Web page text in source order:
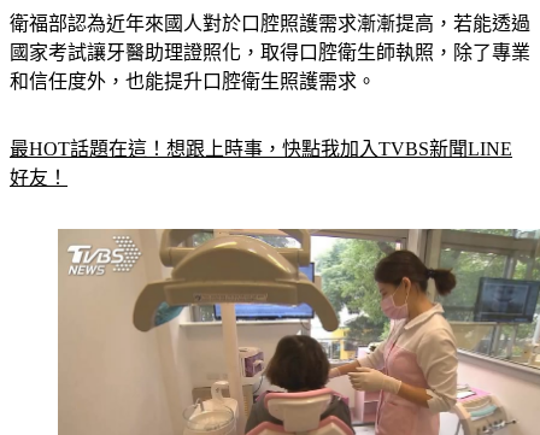
國家考試讓牙醫助理證照化，取得口腔衛生師執照，除了專業
和信任度外，也能提升口腔衛生照護需求。
好友！